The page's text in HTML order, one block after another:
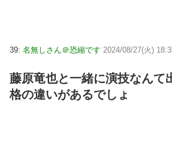
39: 名無しさん＠恐縮です 2024/08/27(火)
藤原竜也と一緒に演技なんて
格の違いがあるでしょ